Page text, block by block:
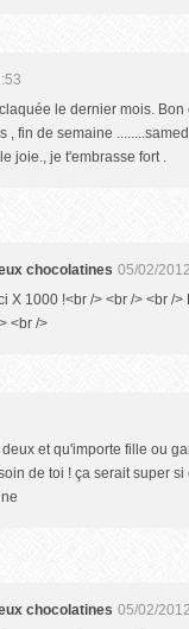
le dernier mois.
, fin de semaine
joie., je t'embrasse fort .
chocolatines 05/02/
X 1000 !<br /> <br /> <br /
<br />
et qu'importe fille ou
de toi ! ça serait super
chocolatines 05/02/